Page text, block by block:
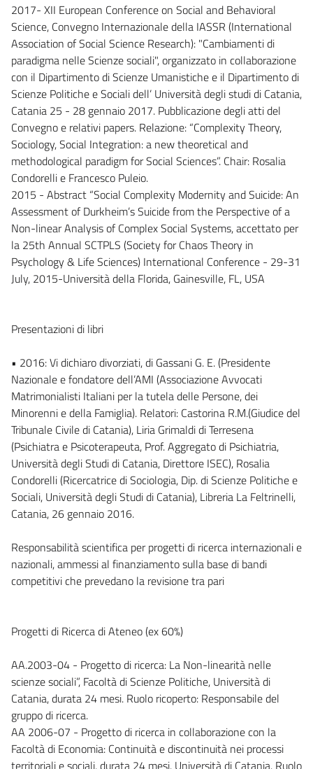
2017- XII European Conference on Social and Behavioral
Science, Convegno Internazionale della IASSR (International
Association of Social Science Research): "Cambiamenti di
paradigma nelle Scienze sociali", organizzato in collaborazione
con il Dipartimento di Scienze Umanistiche e il Dipartimento di
Scienze Politiche e Sociali dell’ Università degli studi di Catania,
Catania 25 - 28 gennaio 2017. Pubblicazione degli atti del
Convegno e relativi papers. Relazione: “Complexity Theory,
Sociology, Social Integration: a new theoretical and
methodological paradigm for Social Sciences”. Chair: Rosalia
Condorelli e Francesco Puleio.
2015 - Abstract “Social Complexity Modernity and Suicide: An
Assessment of Durkheim’s Suicide from the Perspective of a
Non-linear Analysis of Complex Social Systems, accettato per
la 25th Annual SCTPLS (Society for Chaos Theory in
Psychology & Life Sciences) International Conference - 29-31
July, 2015-Università della Florida, Gainesville, FL, USA
Presentazioni di libri
• 2016: Vi dichiaro divorziati, di Gassani G. E. (Presidente
Nazionale e fondatore dell’AMI (Associazione Avvocati
Matrimonialisti Italiani per la tutela delle Persone, dei
Minorenni e della Famiglia). Relatori: Castorina R.M.(Giudice del
Tribunale Civile di Catania), Liria Grimaldi di Terresena
(Psichiatra e Psicoterapeuta, Prof. Aggregato di Psichiatria,
Università degli Studi di Catania, Direttore ISEC), Rosalia
Condorelli (Ricercatrice di Sociologia, Dip. di Scienze Politiche e
Sociali, Università degli Studi di Catania), Libreria La Feltrinelli,
Catania, 26 gennaio 2016.
Responsabilità scientifica per progetti di ricerca internazionali e
nazionali, ammessi al finanziamento sulla base di bandi
competitivi che prevedano la revisione tra pari
Progetti di Ricerca di Ateneo (ex 60%)
AA.2003-04 - Progetto di ricerca: La Non-linearità nelle
scienze sociali”, Facoltà di Scienze Politiche, Università di
Catania, durata 24 mesi. Ruolo ricoperto: Responsabile del
gruppo di ricerca.
AA 2006-07 - Progetto di ricerca in collaborazione con la
Facoltà di Economia: Continuità e discontinuità nei processi
territoriali e sociali, durata 24 mesi. Università di Catania. Ruolo